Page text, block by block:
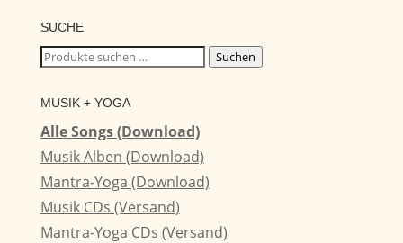
SUCHE
Suchen
Suchen
MUSIK + YOGA
Alle Songs (Download)
Musik Alben (Download)
Mantra-Yoga (Download)
Musik CDs (Versand)
Mantra-Yoga CDs (Versand)